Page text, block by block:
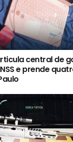
central de
e prende